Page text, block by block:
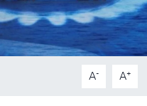
A- A+